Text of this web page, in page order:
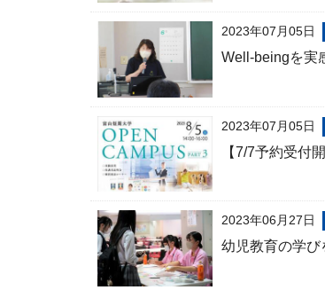
2023年07月05日
Well-beingを実
2023年07月05日
【7/7予約受付
2023年06月27日
幼児教育の学び